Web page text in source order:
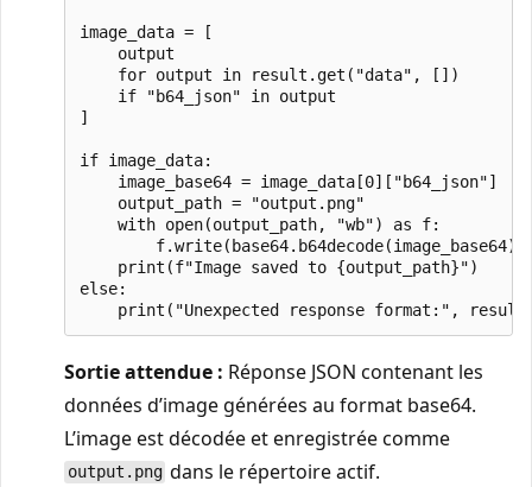
image_data = [
    output
    for output in result.get("data", [])
    if "b64_json" in output
]
if image_data:
    image_base64 = image_data[0]["b64_json"]
    output_path = "output.png"
    with open(output_path, "wb") as f:
        f.write(base64.b64decode(image_base64))
    print(f"Image saved to {output_path}")
else:
Sortie attendue : Réponse JSON contenant les
données d’image générées au format base64.
L’image est décodée et enregistrée comme
output.png dans le répertoire actif.